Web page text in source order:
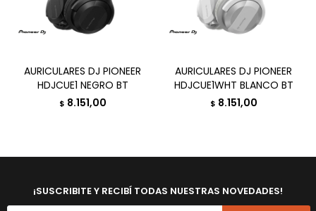
AURICULARES DJ PIONEER
HDJCUE1 NEGRO BT
$ 8.151,00
AURICULARES DJ PIONEER
HDJCUE1WHT BLANCO BT
$ 8.151,00
¡SUSCRIBITE Y RECIBÍ TODAS NUESTRAS NOVEDADES!